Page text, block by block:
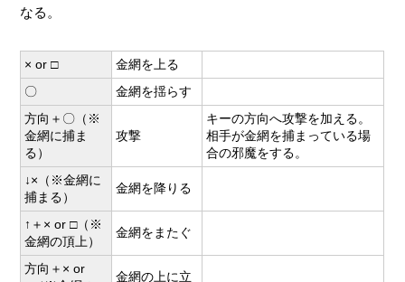
なる。
× or □
金網を上る
〇
金網を揺らす
方向＋〇（※
金網に捕ま
る）
攻撃
キーの方向へ攻撃を加える。
相手が金網を捕まっている場
合の邪魔をする。
↓×（※金網に
捕まる）
金網を降りる
↑＋× or □（※
金網の頂上）
金網をまたぐ
方向＋× or
金網の上に立